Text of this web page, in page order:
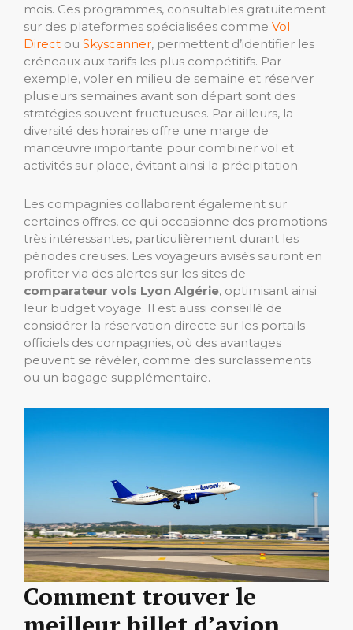
mois. Ces programmes, consultables gratuitement
sur des plateformes spécialisées comme Vol
Direct ou Skyscanner, permettent d’identifier les
créneaux aux tarifs les plus compétitifs. Par
exemple, voler en milieu de semaine et réserver
plusieurs semaines avant son départ sont des
stratégies souvent fructueuses. Par ailleurs, la
diversité des horaires offre une marge de
manœuvre importante pour combiner vol et
activités sur place, évitant ainsi la précipitation.
Les compagnies collaborent également sur
certaines offres, ce qui occasionne des promotions
très intéressantes, particulièrement durant les
périodes creuses. Les voyageurs avisés sauront en
profiter via des alertes sur les sites de
comparateur vols Lyon Algérie, optimisant ainsi
leur budget voyage. Il est aussi conseillé de
considérer la réservation directe sur les portails
officiels des compagnies, où des avantages
peuvent se révéler, comme des surclassements
ou un bagage supplémentaire.
Comment trouver le